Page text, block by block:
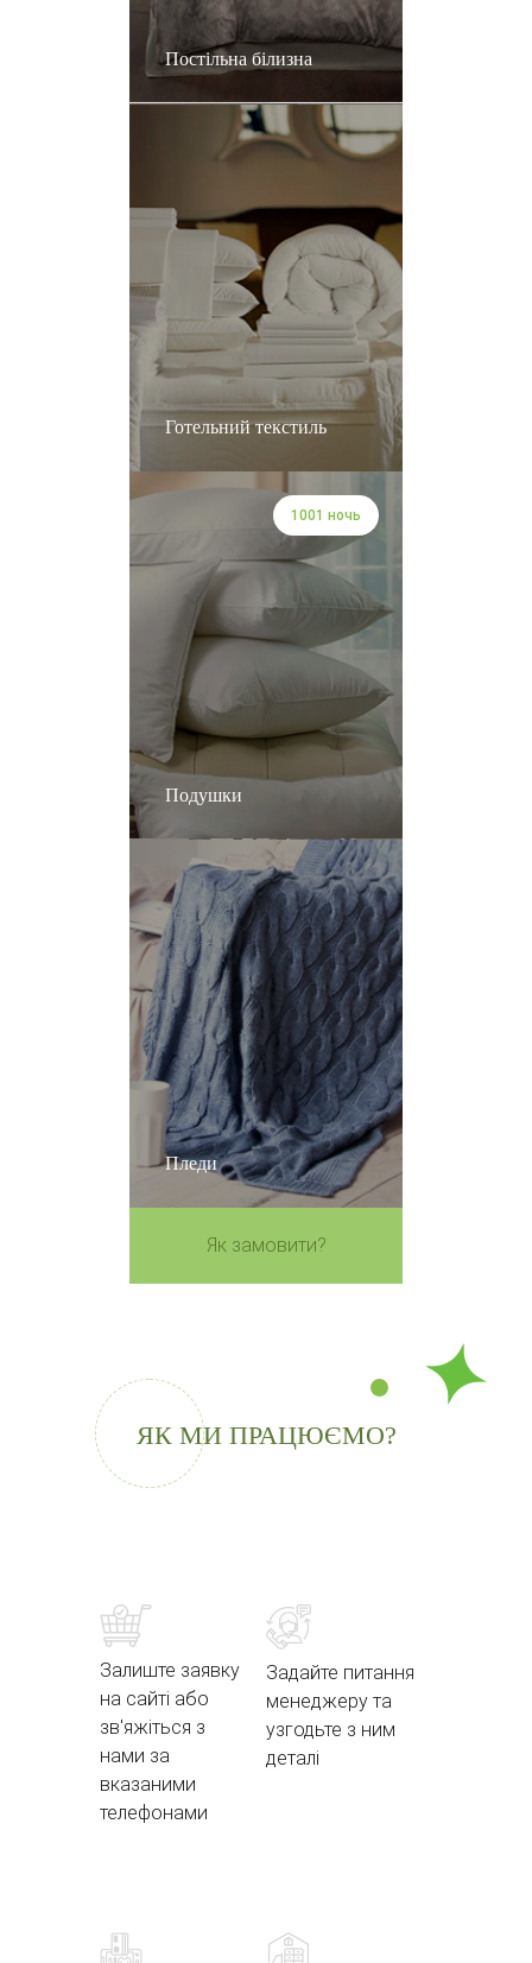
Постільна білизна
Готельний текстиль
Подушки
1001 ночь
Пледи
Як замовити?
ЯК МИ ПРАЦЮЄМО?
Залиште заявку
на сайті або
зв'яжіться з
нами за
вказаними
телефонами
Задайте питання
менеджеру та
узгодьте з ним
деталі